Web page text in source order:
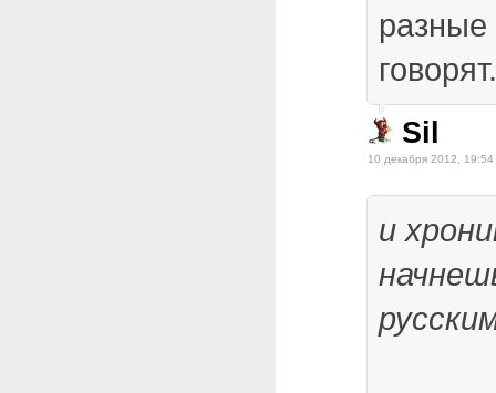
говорят.
Sil
10 декабря 2012, 19:54
и